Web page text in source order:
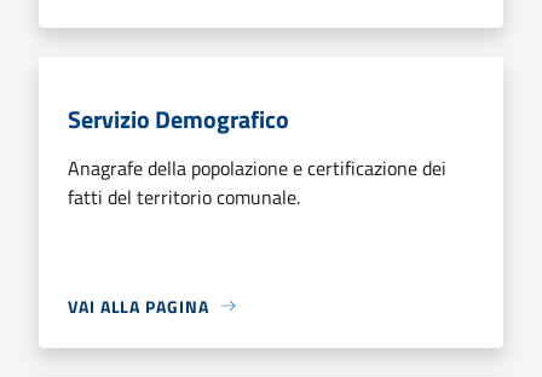
Servizio Demografico
Anagrafe della popolazione e certificazione dei
fatti del territorio comunale.
VAI ALLA PAGINA